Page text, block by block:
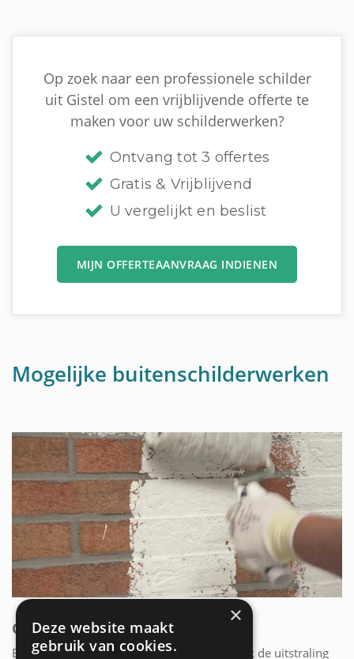
Op zoek naar een professionele schilder
uit Gistel om een vrijblijvende offerte te
maken voor uw schilderwerken?
Ontvang tot 3 offertes
Gratis & Vrijblijvend
U vergelijkt en beslist
MIJN OFFERTEAANVRAAG INDIENEN
Mogelijke buitenschilderwerken
GEVEL SCHILDEREN
Een mooie gevel bepaalt voor een groot stuk de uitstraling
×
Deze website maakt
gebruik van cookies.